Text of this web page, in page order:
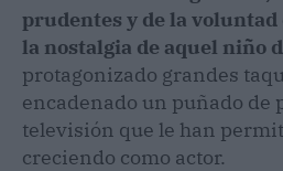
prudentes y de la voluntad
la nostalgia de aquel niño
protagonizado grandes
encadenado un puñado de
televisión que le han
creciendo como actor.